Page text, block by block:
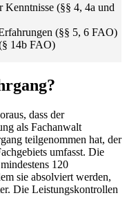
Kenntnisse (§§ 4, 4a und
(§§ 5, 6 FAO)
14b FAO)
dass der
als Fachanwalt
teilgenommen hat, der
umfasst. Die
120
sie absolviert werden,
Die Leistungskontrollen